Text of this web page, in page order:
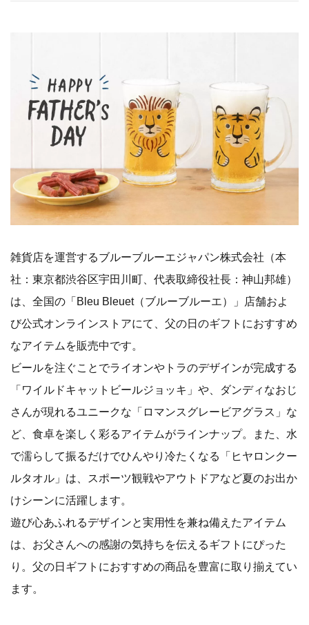
雑貨店を運営するブルーブルーエジャパン株式会社（本
社：東京都渋谷区宇田川町、代表取締役社長：神山邦雄）
は、全国の「Bleu Bleuet（ブルーブルーエ）」店舗およ
び公式オンラインストアにて、父の日のギフトにおすすめ
なアイテムを販売中です。
ビールを注ぐことでライオンやトラのデザインが完成する
「ワイルドキャットビールジョッキ」や、ダンディなおじ
さんが現れるユニークな「ロマンスグレービアグラス」な
ど、食卓を楽しく彩るアイテムがラインナップ。また、水
で濡らして振るだけでひんやり冷たくなる「ヒヤロンクー
ルタオル」は、スポーツ観戦やアウトドアなど夏のお出か
けシーンに活躍します。
遊び心あふれるデザインと実用性を兼ね備えたアイテム
は、お父さんへの感謝の気持ちを伝えるギフトにぴった
り。父の日ギフトにおすすめの商品を豊富に取り揃えてい
ます。